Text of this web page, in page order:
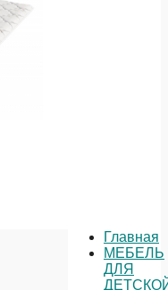
Главная
МЕБЕЛЬ
ДЛЯ